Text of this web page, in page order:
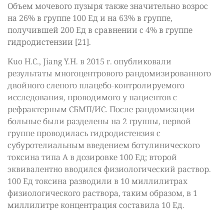
Объем мочевого пузыря также значительно возрос
на 26% в группе 100 Ед и на 63% в группе,
получившей 200 Ед в сравнении с 4% в группе
гидродистензии [21].
Kuo H.C., Jiang Y.H. в 2015 г. опубликовали
результаты многоцентрового рандомизированного
двойного слепого плацебо-контролируемого
исследования, проводимого у пациентов с
рефрактерным СБМП/ИС. После рандомизации
больные были разделены на 2 группы, первой
группе проводилась гидродистензия с
субуротелиальным введением ботулинического
токсина типа А в дозировке 100 Ед; второй
эквивалентно вводился физиологический раствор.
100 Ед токсина разводили в 10 миллилитрах
физиологического раствора, таким образом, в 1
миллилитре концентрация составила 10 Ед.